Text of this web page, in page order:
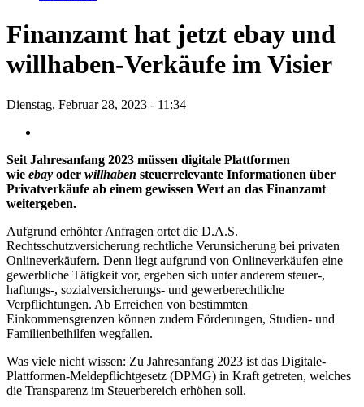
Finanzamt hat jetzt ebay und
willhaben-Verkäufe im Visier
Dienstag, Februar 28, 2023 - 11:34
Seit Jahresanfang 2023 müssen digitale Plattformen
wie ebay oder willhaben steuerrelevante Informationen über
Privatverkäufe ab einem gewissen Wert an das Finanzamt
weitergeben.
Aufgrund erhöhter Anfragen ortet die D.A.S.
Rechtsschutzversicherung rechtliche Verunsicherung bei privaten
Onlineverkäufern. Denn liegt aufgrund von Onlineverkäufen eine
gewerbliche Tätigkeit vor, ergeben sich unter anderem steuer-,
haftungs-, sozialversicherungs- und gewerberechtliche
Verpflichtungen. Ab Erreichen von bestimmten
Einkommensgrenzen können zudem Förderungen, Studien- und
Familienbeihilfen wegfallen.
Was viele nicht wissen: Zu Jahresanfang 2023 ist das Digitale-
Plattformen-Meldepflichtgesetz (DPMG) in Kraft getreten, welches
die Transparenz im Steuerbereich erhöhen soll.